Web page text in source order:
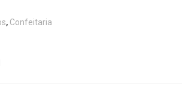
, Confeitaria